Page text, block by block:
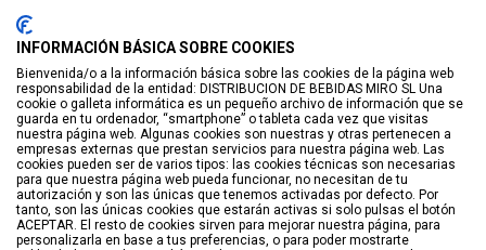
No se encontraron productos.
Iniciar sesión
VISTO RECIENTEMENTE
No hay productos
LISTA DE DESEOS
GUARDAR EN LISTA DE DESEOS
INFORMACIÓN BÁSICA SOBRE COOKIES
Bienvenida/o a la información básica sobre las cookies de la página web
responsabilidad de la entidad: DISTRIBUCION DE BEBIDAS MIRO SL Una
cookie o galleta informática es un pequeño archivo de información que se
guarda en tu ordenador, “smartphone” o tableta cada vez que visitas
nuestra página web. Algunas cookies son nuestras y otras pertenecen a
empresas externas que prestan servicios para nuestra página web. Las
cookies pueden ser de varios tipos: las cookies técnicas son necesarias
para que nuestra página web pueda funcionar, no necesitan de tu
autorización y son las únicas que tenemos activadas por defecto. Por
tanto, son las únicas cookies que estarán activas si solo pulsas el botón
ACEPTAR. El resto de cookies sirven para mejorar nuestra página, para
personalizarla en base a tus preferencias, o para poder mostrarte